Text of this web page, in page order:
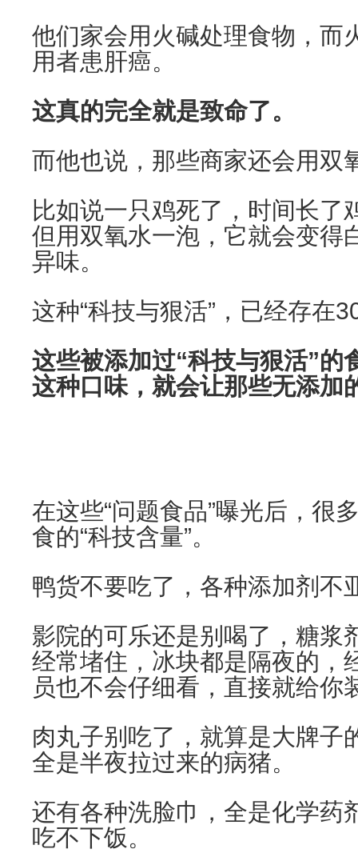
他们家会用火碱处理食物，而
用者患肝癌。
这真的完全就是致命了。
而他也说，那些商家还会用双
比如说一只鸡死了，时间长了
但用双氧水一泡，它就会变得
异味。
这种“科技与狠活”，已经存在
这些被添加过“科技与狠活”的
这种口味，就会让那些无添加
在这些“问题食品”曝光后，很
食的“科技含量”。
鸭货不要吃了，各种添加剂不
影院的可乐还是别喝了，糖浆
经常堵住，冰块都是隔夜的，
员也不会仔细看，直接就给你
肉丸子别吃了，就算是大牌子
全是半夜拉过来的病猪。
还有各种洗脸巾，全是化学药
吃不下饭。